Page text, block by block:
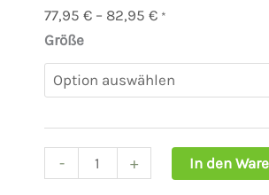
77,95 € – 82,95 €Preisspanne:
82,95 €
*
Größe
-
Zilco
Schweifriemen
ohne
Menge
+ In den